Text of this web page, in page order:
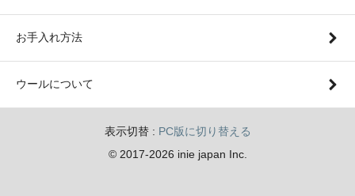
お手入れ方法
ウールについて
表示切替 : PC版に切り替える
© 2017-2026 inie japan Inc.